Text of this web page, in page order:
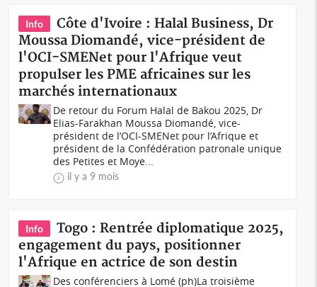
Info
Côte d'Ivoire : Halal Business, Dr
Moussa Diomandé, vice-président de
l'OCI-SMENet pour l'Afrique veut
propulser les PME africaines sur les
marchés internationaux
De retour du Forum Halal de Bakou 2025, Dr
Elias-Farakhan Moussa Diomandé, vice-
président de l’OCI-SMENet pour l’Afrique et
président de la Confédération patronale unique
des Petites et Moye...
il y a 9 mois
Info
Togo : Rentrée diplomatique 2025,
engagement du pays, positionner
l'Afrique en actrice de son destin
Des conférenciers à Lomé (ph)La troisième